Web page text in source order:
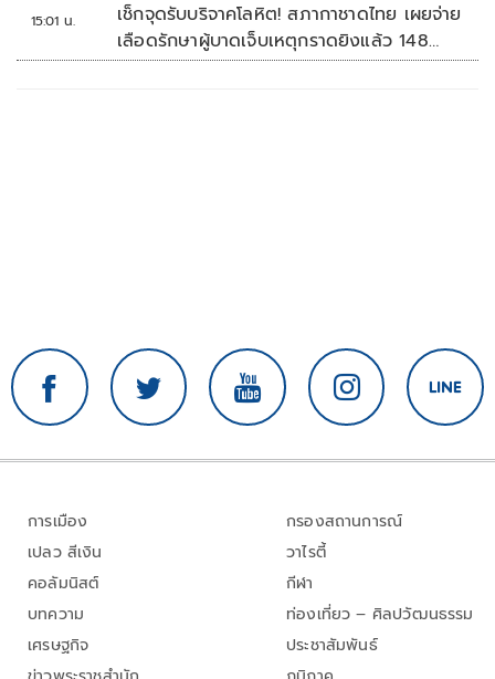
15:01 น.
เช็กจุดรับบริจาคโลหิต! สภากาชาดไทย เผยจ่าย
เลือดรักษาผู้บาดเจ็บเหตุกราดยิงแล้ว 148
ยูนิต
การเมือง
เปลว สีเงิน
คอลัมนิสต์
บทความ
เศรษฐกิจ
กรองสถานการณ์
วาไรตี้
กีฬา
ท่องเที่ยว – ศิลปวัฒนธรรม
ประชาสัมพันธ์